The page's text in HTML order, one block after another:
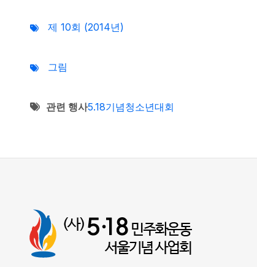
제 10회 (2014년)
그림
관련 행사5.18기념청소년대회